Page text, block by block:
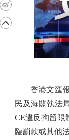
香港文匯報
民及海關執法
CE違反拘留限
臨罰款或其他